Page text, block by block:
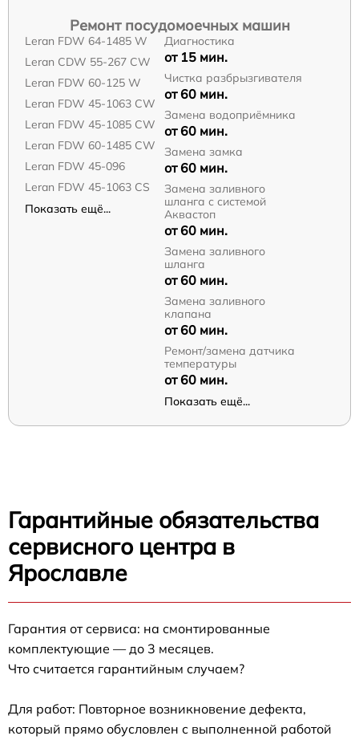
Ремонт посудомоечных машин
Leran FDW 64-1485 W
Leran CDW 55-267 CW
Leran FDW 60-125 W
Leran FDW 45-1063 CW
Leran FDW 45-1085 CW
Leran FDW 60-1485 CW
Leran FDW 45-096
Leran FDW 45-1063 CS
Показать ещё...
Диагностика
от 15 мин.
Чистка разбрызгивателя
от 60 мин.
Замена водоприёмника
от 60 мин.
Замена замка
от 60 мин.
Замена заливного
шланга с системой
Аквастоп
от 60 мин.
Замена заливного
шланга
от 60 мин.
Замена заливного
клапана
от 60 мин.
Ремонт/замена датчика
температуры
от 60 мин.
Показать ещё...
Гарантийные обязательства
сервисного центра в
Ярославле
Гарантия от сервиса: на смонтированные
комплектующие — до 3 месяцев.
Что считается гарантийным случаем?
Для работ: Повторное возникновение дефекта,
который прямо обусловлен с выполненной работой